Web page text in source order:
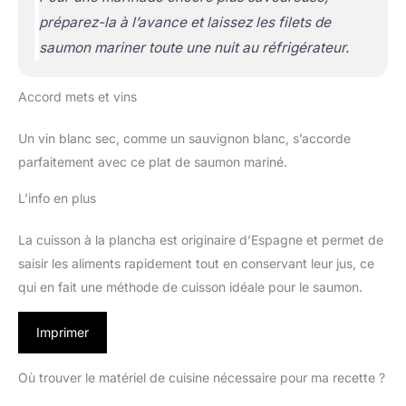
préparez-la à l’avance et laissez les filets de
saumon mariner toute une nuit au réfrigérateur.
Accord mets et vins
Un vin blanc sec, comme un sauvignon blanc, s’accorde
parfaitement avec ce plat de saumon mariné.
L’info en plus
La cuisson à la plancha est originaire d’Espagne et permet de
saisir les aliments rapidement tout en conservant leur jus, ce
qui en fait une méthode de cuisson idéale pour le saumon.
Imprimer
Où trouver le matériel de cuisine nécessaire pour ma recette ?